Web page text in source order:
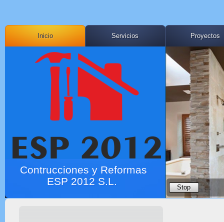
Inicio Servicios Proyectos
Contrucciones y Reformas
ESP 2012 S.L.
Stop